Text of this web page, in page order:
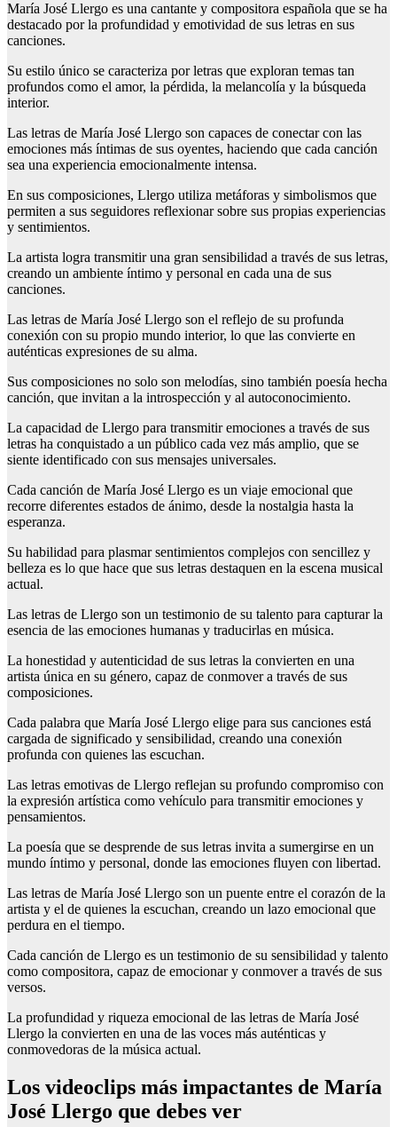
María José Llergo es una cantante y compositora española que se ha
destacado por la profundidad y emotividad de sus letras en sus
canciones.
Su estilo único se caracteriza por letras que exploran temas tan
profundos como el amor, la pérdida, la melancolía y la búsqueda
interior.
Las letras de María José Llergo son capaces de conectar con las
emociones más íntimas de sus oyentes, haciendo que cada canción
sea una experiencia emocionalmente intensa.
En sus composiciones, Llergo utiliza metáforas y simbolismos que
permiten a sus seguidores reflexionar sobre sus propias experiencias
y sentimientos.
La artista logra transmitir una gran sensibilidad a través de sus letras,
creando un ambiente íntimo y personal en cada una de sus
canciones.
Las letras de María José Llergo son el reflejo de su profunda
conexión con su propio mundo interior, lo que las convierte en
auténticas expresiones de su alma.
Sus composiciones no solo son melodías, sino también poesía hecha
canción, que invitan a la introspección y al autoconocimiento.
La capacidad de Llergo para transmitir emociones a través de sus
letras ha conquistado a un público cada vez más amplio, que se
siente identificado con sus mensajes universales.
Cada canción de María José Llergo es un viaje emocional que
recorre diferentes estados de ánimo, desde la nostalgia hasta la
esperanza.
Su habilidad para plasmar sentimientos complejos con sencillez y
belleza es lo que hace que sus letras destaquen en la escena musical
actual.
Las letras de Llergo son un testimonio de su talento para capturar la
esencia de las emociones humanas y traducirlas en música.
La honestidad y autenticidad de sus letras la convierten en una
artista única en su género, capaz de conmover a través de sus
composiciones.
Cada palabra que María José Llergo elige para sus canciones está
cargada de significado y sensibilidad, creando una conexión
profunda con quienes las escuchan.
Las letras emotivas de Llergo reflejan su profundo compromiso con
la expresión artística como vehículo para transmitir emociones y
pensamientos.
La poesía que se desprende de sus letras invita a sumergirse en un
mundo íntimo y personal, donde las emociones fluyen con libertad.
Las letras de María José Llergo son un puente entre el corazón de la
artista y el de quienes la escuchan, creando un lazo emocional que
perdura en el tiempo.
Cada canción de Llergo es un testimonio de su sensibilidad y talento
como compositora, capaz de emocionar y conmover a través de sus
versos.
La profundidad y riqueza emocional de las letras de María José
Llergo la convierten en una de las voces más auténticas y
conmovedoras de la música actual.
Los videoclips más impactantes de María
José Llergo que debes ver